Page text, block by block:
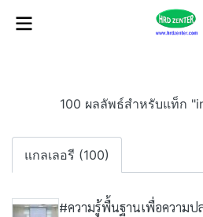
100 ผลลัพธ์สำหรับแท็ก
แกลเลอรี (100)
#ความรู้พื้นฐานเพื่อความป